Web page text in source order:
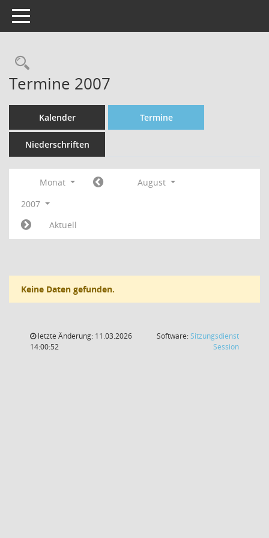
Toggle navigation
Rechercheauswahl
Termine 2007
Kalender Termine
Niederschriften
Monat
August
2007
Aktuell
Keine Daten gefunden.
letzte Änderung: 11.03.2026
14:00:52
Software:Sitzungsdienst
Session(Wird in